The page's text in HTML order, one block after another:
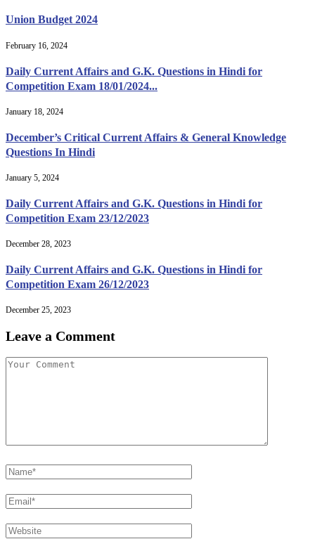
Union Budget 2024
February 16, 2024
Daily Current Affairs and G.K. Questions in Hindi for
Competition Exam 18/01/2024...
January 18, 2024
December’s Critical Current Affairs & General Knowledge
Questions In Hindi
January 5, 2024
Daily Current Affairs and G.K. Questions in Hindi for
Competition Exam 23/12/2023
December 28, 2023
Daily Current Affairs and G.K. Questions in Hindi for
Competition Exam 26/12/2023
December 25, 2023
Leave a Comment